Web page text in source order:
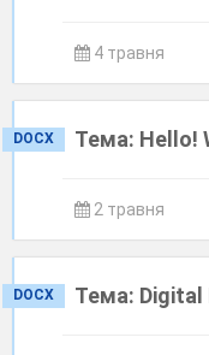
4 травня
DOCX Тема: Hello!
2 травня
DOCX Тема: Digital